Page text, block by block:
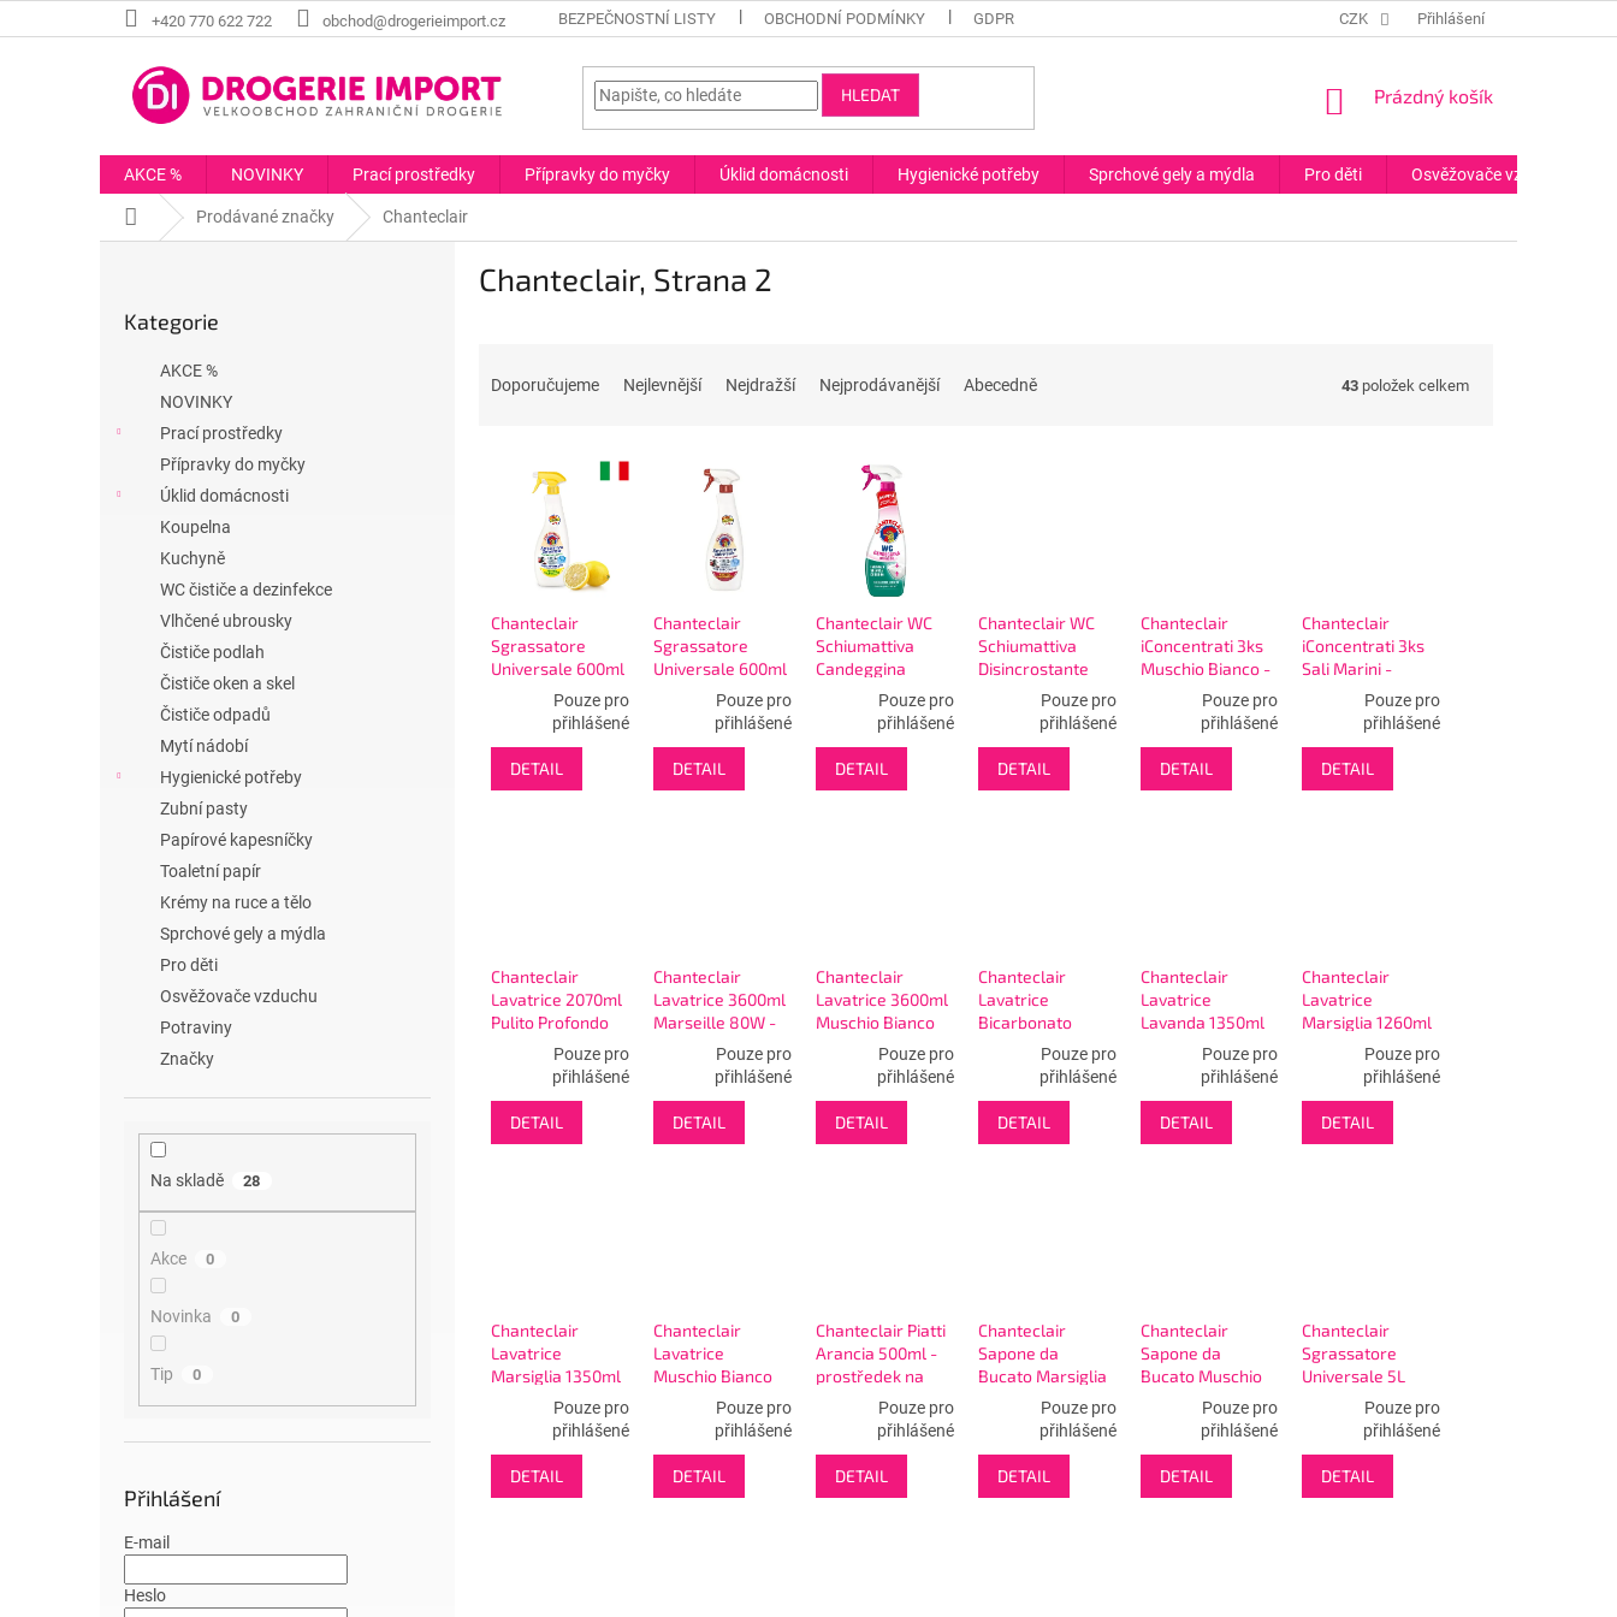
na
+420 770 622 722 obchod@drogerieimport.cz BEZPEČNOSTNÍ LISTY OBCHODNÍ PODMÍNKY GDPR CZK Přihlášení
HLEDAT
NÁKUPNÍ
Prázdný košík
AKCE % NOVINKY Prací prostředky Přípravky do myčky Úklid domácnosti Hygienické potřeby Sprchové gely a mýdla Pro děti Osvěžovače vzduchu
Domů Prodávané značky Chanteclair
kategorie
Kategorie
AKCE %
NOVINKY
Prací prostředky
Přípravky do myčky
Úklid domácnosti
Koupelna
Kuchyně
WC čističe a dezinfekce
Vlhčené ubrousky
Čističe podlah
Čističe oken a skel
Čističe odpadů
Mytí nádobí
Hygienické potřeby
Zubní pasty
Papírové kapesníčky
Toaletní papír
Krémy na ruce a tělo
Sprchové gely a mýdla
Pro děti
Osvěžovače vzduchu
Potraviny
Značky
Na skladě 28
Akce 0
Novinka 0
Tip 0
Přihlášení
E-mail
Heslo
Chanteclair, Strana 2
Doporučujeme Nejlevnější Nejdražší Nejprodávanější Abecedně 43 položek celkem
Chanteclair
Sgrassatore
Universale 600ml
Limone -
odmašťovač s
rozprašovačem
Pouze pro
přihlášené
DETAIL
Chanteclair
Sgrassatore
Universale 600ml
Marsiglia -
univ.čistič s
rozprašovačem
Pouze pro
přihlášené
DETAIL
Chanteclair WC
Schiumattiva
Candeggina
625ml - čistící WC
pěna s bělidlem
Pouze pro
přihlášené
DETAIL
Chanteclair WC
Schiumattiva
Disincrostante
625ml - čistící WC
Pouze pro
přihlášené
DETAIL
Chanteclair
iConcentrati 3ks
Muschio Bianco -
vonné sáčky -Pouze pro
přihlášené
DETAIL
Chanteclair
iConcentrati 3ks
Sali Marini -
vonné sáčky -Pouze pro
přihlášené
DETAIL
Chanteclair
Lavatrice 2070ml
Pulito Profondo
46W - prací gel s
hloubkovým
čištěním
Pouze pro
přihlášené
DETAIL
Chanteclair
Lavatrice 3600ml
Marseille 80W -
prací gelPouze pro
přihlášené
DETAIL
Chanteclair
Lavatrice 3600ml
Muschio Bianco
80W - prací gel
Pouze pro
přihlášené
DETAIL
Chanteclair
Lavatrice
Bicarbonato
1260ml 28W -Pouze pro
přihlášené
DETAIL
Chanteclair
Lavatrice
Lavanda 1350ml
30W - prací gel
Pouze pro
přihlášené
DETAIL
Chanteclair
Lavatrice
Marsiglia 1260ml
28W - prací gel
Pouze pro
přihlášené
DETAIL
Chanteclair
Lavatrice
Marsiglia 1350ml
30W - prací gel
Pouze pro
přihlášené
DETAIL
Chanteclair
Lavatrice
Muschio Bianco
1260ml 28W -Pouze pro
přihlášené
DETAIL
Chanteclair Piatti
Arancia 500ml -
prostředek na
nádobí pomeranč
Pouze pro
přihlášené
DETAIL
Chanteclair
Sapone da
Bucato Marsiglia
1000ml 18W -
prací mýdlo
Pouze pro
přihlášené
DETAIL
Chanteclair
Sapone da
Bucato Muschio
Bianco 1000ml
18W - prací mýdlo
Pouze pro
přihlášené
DETAIL
Chanteclair
Sgrassatore
Universale 5L
Marsiglia -
odmašťovač
Pouze pro
přihlášené
DETAIL